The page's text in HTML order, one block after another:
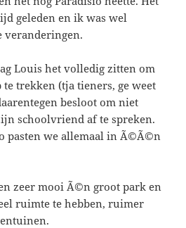
geleden en ik was wel
veranderingen.
Louis het volledig zitten om
te trekken (tja tieners, ge weet
besloot om niet
schoolvriend af te spreken.
pasten we allemaal in Ã©Ã©n
zeer mooi Ã©n groot park en
ruimte te hebben, ruimer